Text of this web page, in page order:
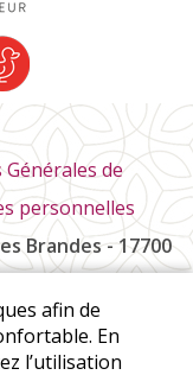
de
personnelles
Brandes - 17700
afin de
En
l’utilisation